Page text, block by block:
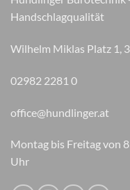
gewählt
Handschlagqualität
Wilhelm Miklas Platz 1,
02982 2281 0
office@hundlinger.at
Montag bis Freitag von
Uhr